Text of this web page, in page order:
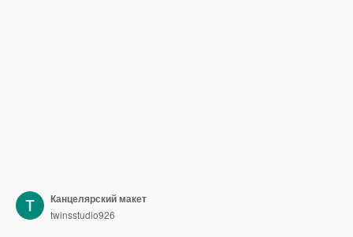
Канцелярский макет
twinsstudio926